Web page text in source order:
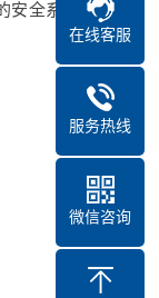
全系统
在线客服
服务热线
微信咨询